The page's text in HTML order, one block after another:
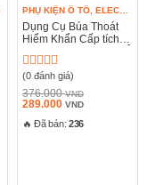
PHỤ KIỆN Ô TÔ, ELECTORNICS
Dụng Cụ Búa Thoát
Hiểm Khẩn Cấp tích
Tô Baseus Sharp Tool
Series Emergency
Hammer Pro (3 in 1)
Được
xếp
hạng
5
(0 đánh giá)
376.000VND
Giá
là:
289.000 VNDGiá
tại
🔥 Đã bán: 236